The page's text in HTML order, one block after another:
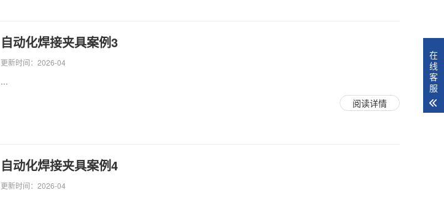
自动化焊接夹具案例3
更新时间：2026-04
...
阅读详情
自动化焊接夹具案例4
更新时间：2026-04
在
线
客
服